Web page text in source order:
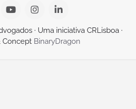
· Uma iniciativa CRLisboa ·
Concept BinaryDragon